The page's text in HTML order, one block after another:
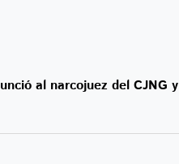
al narcojuez del CJNG y